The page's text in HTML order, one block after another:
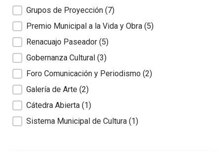
Grupos de Proyección (7)
Premio Municipal a la Vida y Obra (5)
Renacuajo Paseador (5)
Gobernanza Cultural (3)
Foro Comunicación y Periodismo (2)
Galería de Arte (2)
Cátedra Abierta (1)
Sistema Municipal de Cultura (1)